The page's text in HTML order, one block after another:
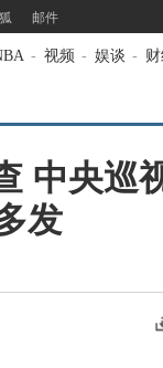
邮件
- 视频 - 娱谈 -
中央巡
发